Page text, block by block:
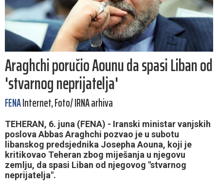
Araghchi poručio Aounu da spasi Liban od
'stvarnog neprijatelja'
FENAInternet, Foto/ IRNA arhiva
TEHERAN, 6. juna (FENA) - Iranski ministar vanjskih
poslova Abbas Araghchi pozvao je u subotu
libanskog predsjednika Josepha Aouna, koji je
kritikovao Teheran zbog miješanja u njegovu
zemlju, da spasi Liban od njegovog "stvarnog
neprijatelja".